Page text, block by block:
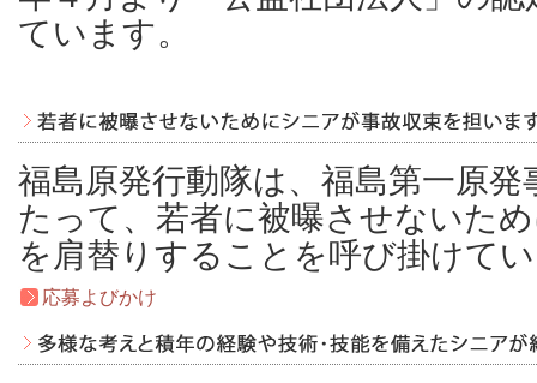
ています。
福島原発行動隊は、福島第一原
たって、若者に被曝させないた
を肩替りすることを呼び掛けて
応募よびかけ